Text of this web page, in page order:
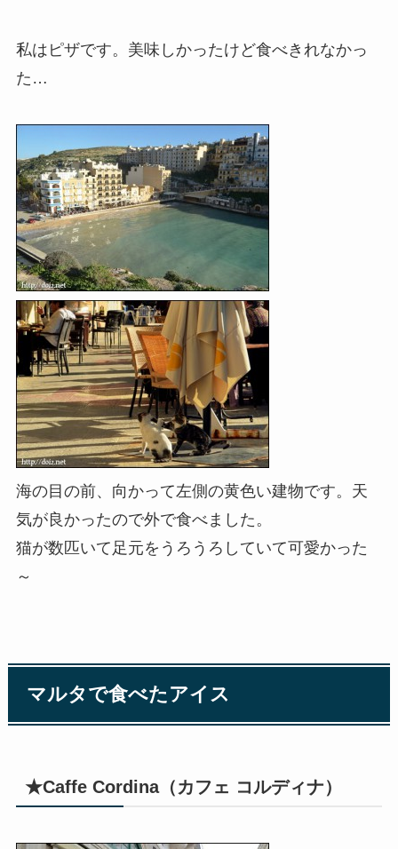
私はピザです。美味しかったけど食べきれなかっ
た…
海の目の前、向かって左側の黄色い建物です。天
気が良かったので外で食べました。
猫が数匹いて足元をうろうろしていて可愛かった
～
マルタで食べたアイス
★Caffe Cordina（カフェ コルディナ）